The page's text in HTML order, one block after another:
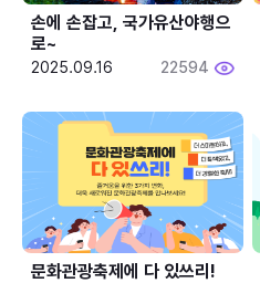
손에 손잡고, 국가유산야행으
로~
2025.09.16 22594
문화관광축제에 다 있쓰리!